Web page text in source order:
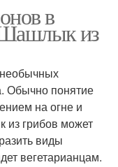
в
из
Обычно понятие
на огне и
из грибов может
виды
вегетарианцам.